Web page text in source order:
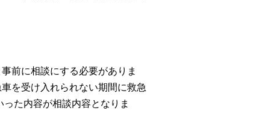
前に相談にする必要がありま
を受け入れられない期間に救急
た内容が相談内容となりま